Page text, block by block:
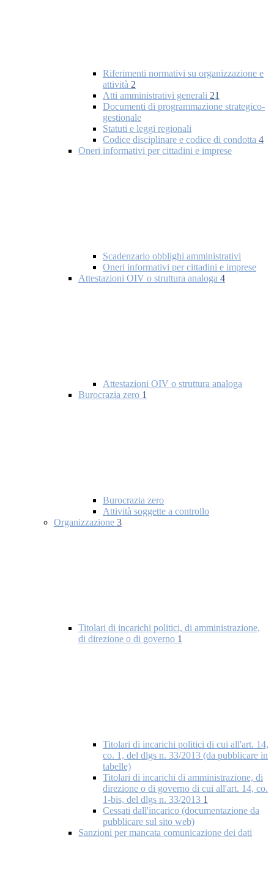
Riferimenti normativi su organizzazione e
attività 2
Atti amministrativi generali 21
Documenti di programmazione strategico-
gestionale
Statuti e leggi regionali
Codice disciplinare e codice di condotta 4
Oneri informativi per cittadini e imprese
Scadenzario obblighi amministrativi
Oneri informativi per cittadini e imprese
Attestazioni OIV o struttura analoga 4
Attestazioni OIV o struttura analoga
Burocrazia zero 1
Burocrazia zero
Attività soggette a controllo
Organizzazione 3
Titolari di incarichi politici, di amministrazione,
di direzione o di governo 1
Titolari di incarichi politici di cui all'art. 14,
co. 1, del dlgs n. 33/2013 (da pubblicare in
tabelle)
Titolari di incarichi di amministrazione, di
direzione o di governo di cui all'art. 14, co.
1-bis, del dlgs n. 33/2013 1
Cessati dall'incarico (documentazione da
pubblicare sul sito web)
Sanzioni per mancata comunicazione dei dati